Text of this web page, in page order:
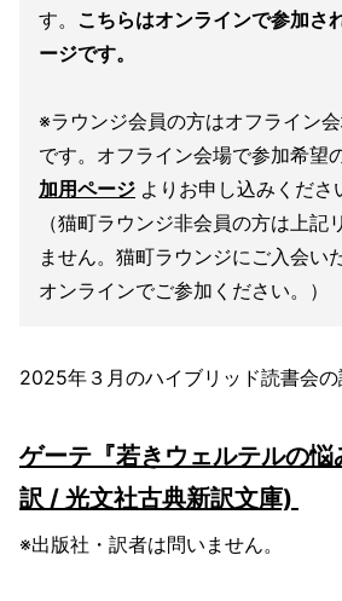
す。 こちらはオンラインで参加さ
ージです。
※ラウンジ会員の方はオフライン
です。オフライン会場で参加希望
加用ページ よりお申し込みくださ
（猫町ラウンジ非会員の方は上記
ません。猫町ラウンジにご入会い
オンラインでご参加ください。）
2025年３月のハイブリッド読書会
ゲーテ『若きウェルテルの
訳 / 光文社古典新訳文庫)
※出版社・訳者は問いません。